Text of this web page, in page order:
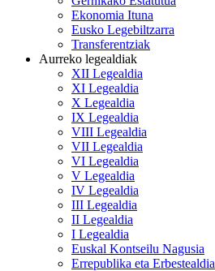
Ekonomia Ituna
Eusko Legebiltzarra
Transferentziak
Aurreko legealdiak
XII Legealdia
XI Legealdia
X Legealdia
IX Legealdia
VIII Legealdia
VII Legealdia
VI Legealdia
V Legealdia
IV Legealdia
III Legealdia
II Legealdia
I Legealdia
Euskal Kontseilu Nagusia
Errepublika eta Erbestealdia